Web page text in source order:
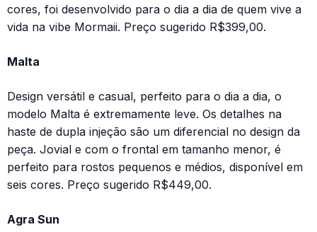
cores, foi desenvolvido para o dia a dia de quem vive a
vida na vibe Mormaii. Preço sugerido R$399,00.
Malta
Design versátil e casual, perfeito para o dia a dia, o
modelo Malta é extremamente leve. Os detalhes na
haste de dupla injeção são um diferencial no design da
peça. Jovial e com o frontal em tamanho menor, é
perfeito para rostos pequenos e médios, disponível em
seis cores. Preço sugerido R$449,00.
Agra Sun